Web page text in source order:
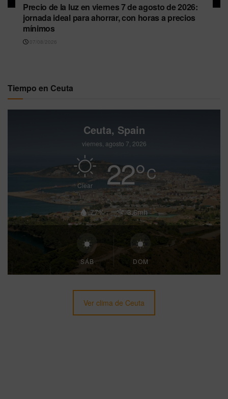
Precio de la luz en viernes 7 de agosto de 2026:
jornada ideal para ahorrar, con horas a precios
mínimos
07/08/2026
Tiempo en Ceuta
Ceuta, Spain
viernes, agosto 7, 2026
Clear 22°C
77% 3.6mh
SÁB DOM
Ver clima de Ceuta